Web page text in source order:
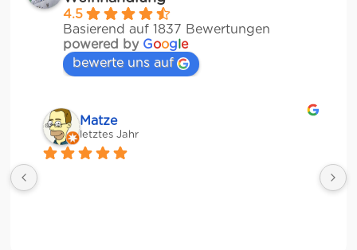
4.5
Basierend auf 1837 Bewertungen
powered by Google
bewerte uns auf
Matze
letztes Jahr